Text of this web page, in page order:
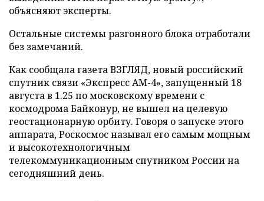
объясняют эксперты.
Остальные системы разгонного блока отработали
без замечаний.
Как сообщала газета ВЗГЛЯД, новый российский
спутник связи «Экспресс АМ-4», запущенный 18
августа в 1.25 по московскому времени с
космодрома Байконур, не вышел на целевую
геостационарную орбиту. Говоря о запуске этого
аппарата, Роскосмос называл его самым мощным
и высокотехнологичным
телекоммуникационным спутником России на
сегодняшний день.